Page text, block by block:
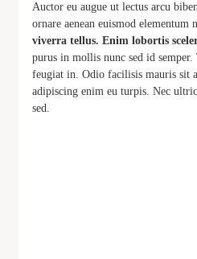
Auctor eu augue ut lectus arcu
ornare aenean euismod elementum
viverra tellus. Enim lobortis
purus in mollis nunc sed id
feugiat in. Odio facilisis mauris sit
adipiscing enim eu turpis. Nec
sed.